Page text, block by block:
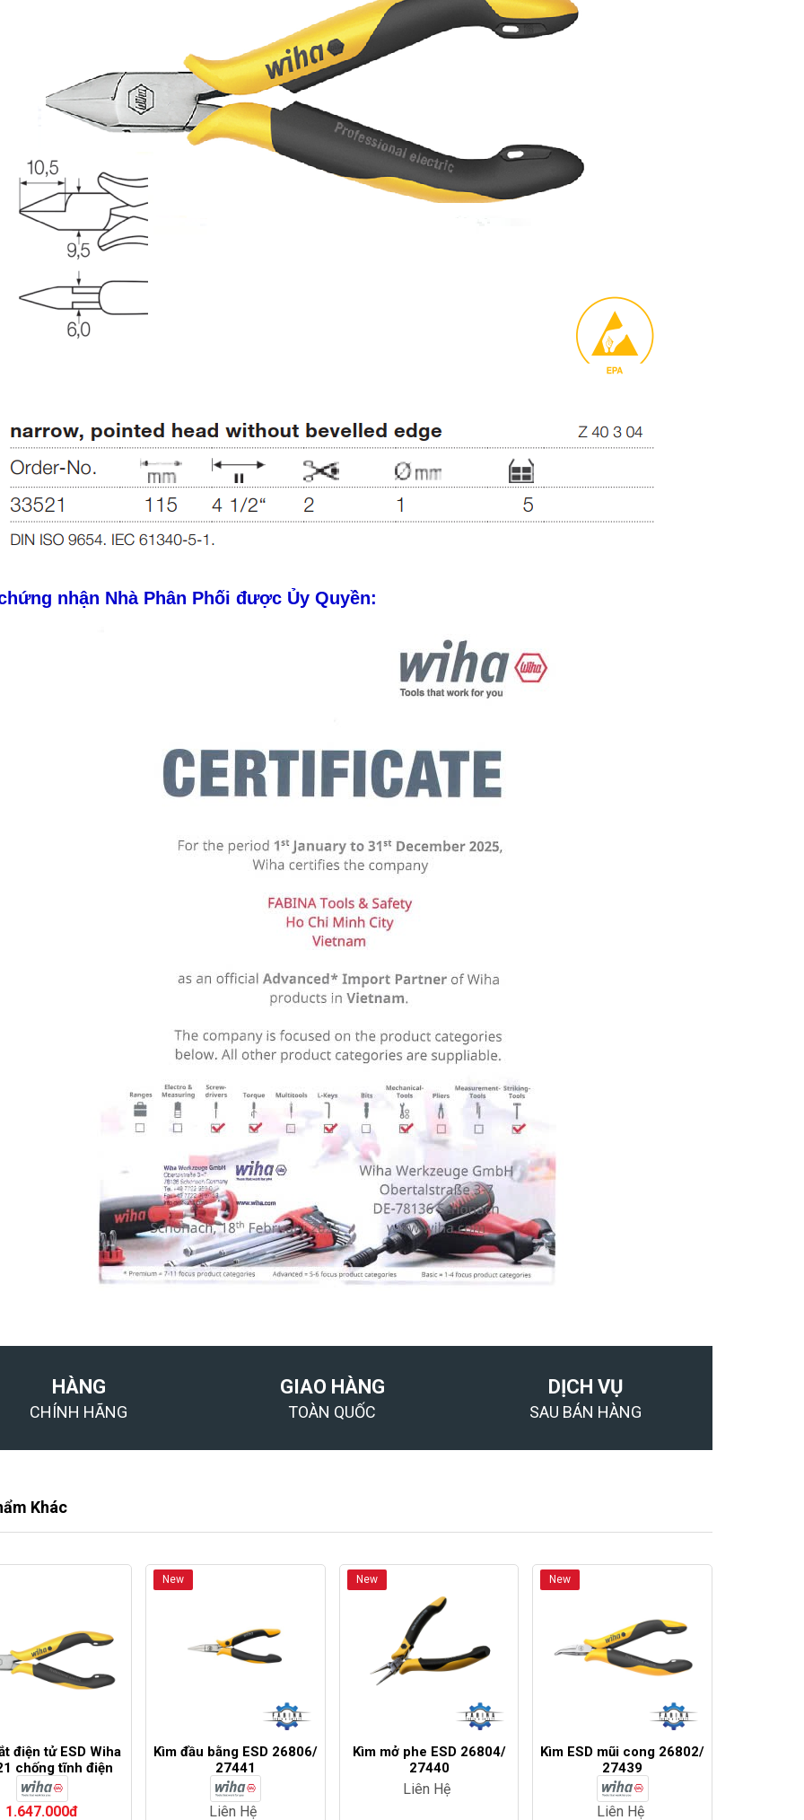
nhận Nhà Phân Phối được Ủy Quyền:
HÀNG
CHÍNH HÃNG
GIAO HÀNG
TOÀN QUỐC
DỊCH VỤ
SAU BÁN HÀNG
Khác
điện tử ESD Wiha
chống tĩnh điện
1.647.000đ
New
Kìm đầu bằng ESD 26806/
27441
Liên Hệ
New
Kìm mở phe ESD 26804/
27440
Liên Hệ
New
Kìm ESD mũi cong 26802/
27439
Liên Hệ